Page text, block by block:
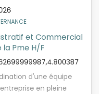
Bac +5. VOS
assistant
amènent à : Assurer
par des
et mailings
clients existants
des demandes
et Commercial
la Pme H/F
d'une équipe
en pleine